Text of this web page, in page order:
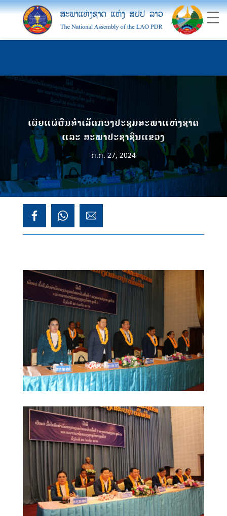
ເຜີຍແຜ່ຜົນສຳເລັດກອງປະຊຸມສະພາແຫ່ງຊາດ
ແລະ ສະພາປະຊາຊົນແຂວງ
ກ.ກ. 27, 2024